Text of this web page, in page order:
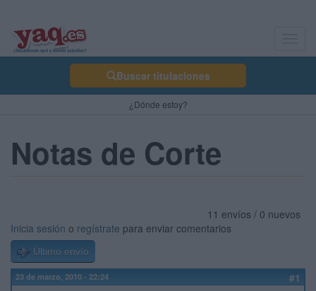
Buscar titulaciones
¿Dónde estoy?
Notas de Corte
11 envíos / 0 nuevos
Inicia sesión o regístrate para enviar comentarios
Último envío
23 de marzo, 2010 - 22:24 #1